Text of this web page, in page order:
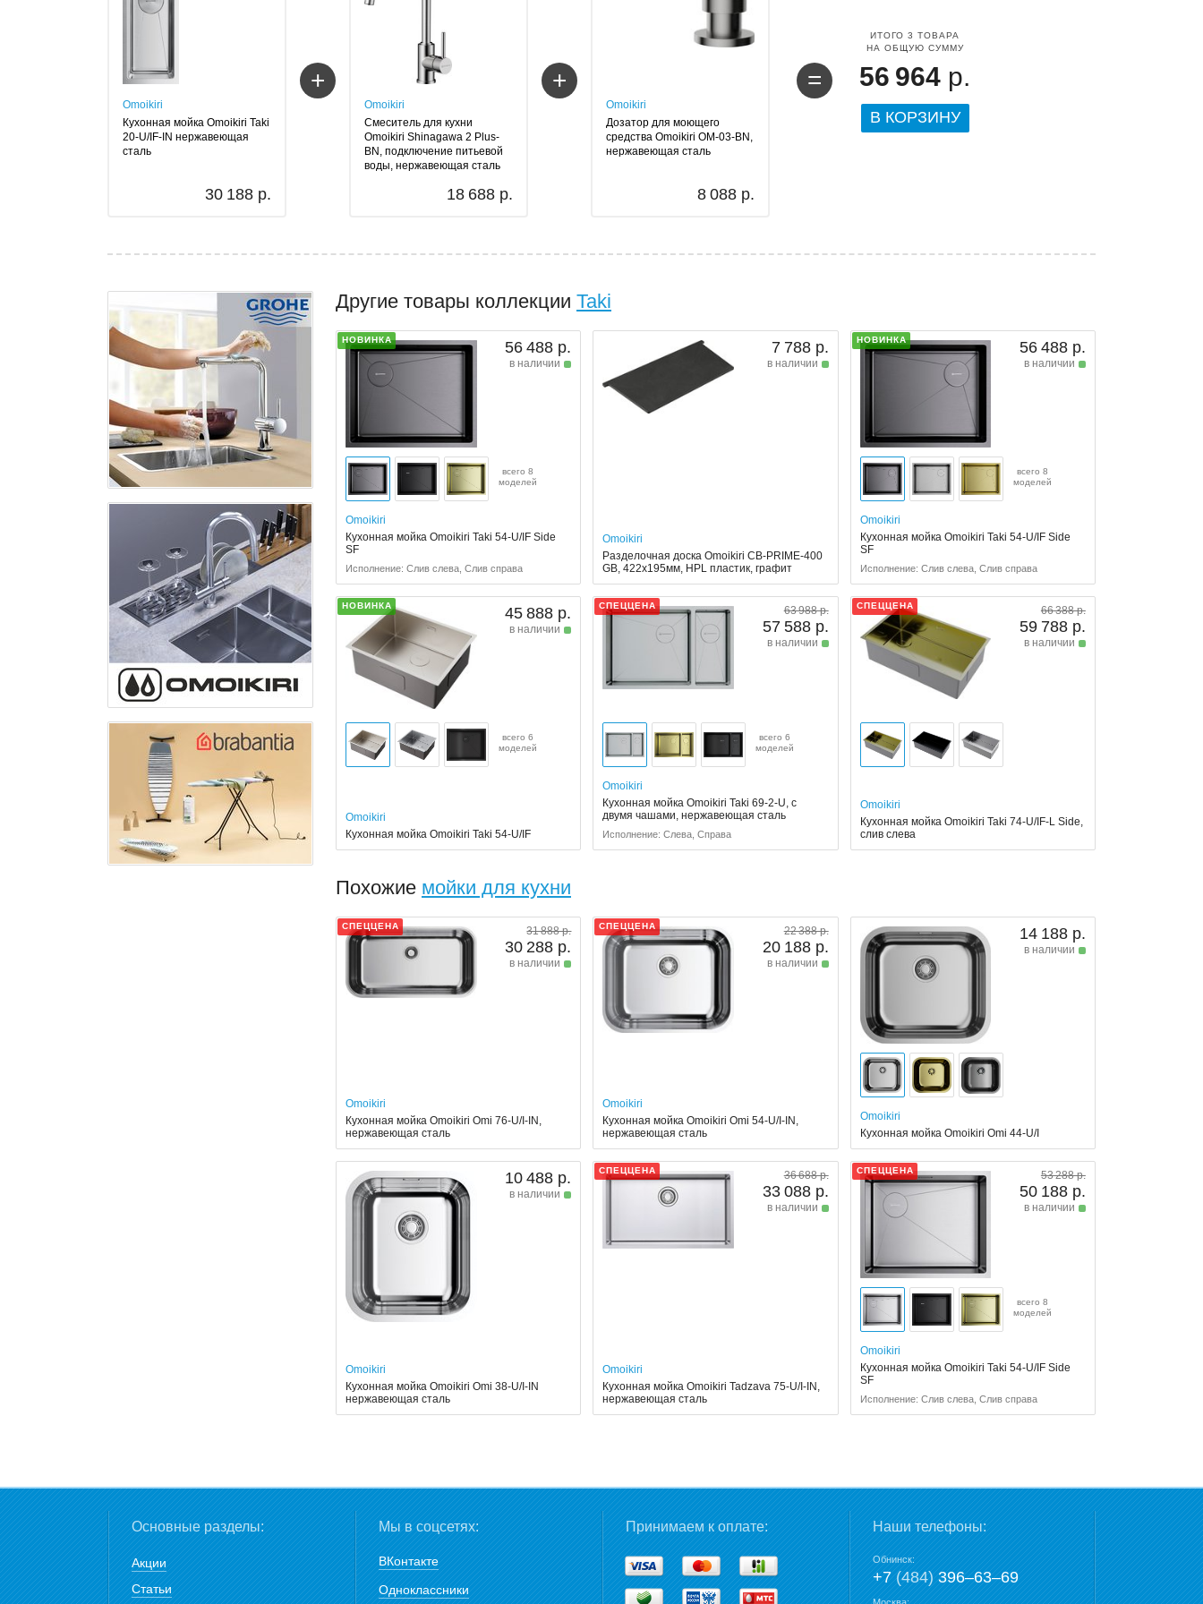
Omoikiri
Кухонная мойка Omoikiri Taki
20-U/IF-IN нержавеющая
сталь
30 188 р.
+
Omoikiri
Смеситель для кухни
Omoikiri Shinagawa 2 Plus-
BN, подключение питьевой
воды, нержавеющая сталь
18 688 р.
+
Omoikiri
Дозатор для моющего
средства Omoikiri OM-03-BN,
нержавеющая сталь
8 088 р.
=
ИТОГО 3 ТОВАРА
НА ОБЩУЮ СУММУ
56 964 р.
В КОРЗИНУ
Другие товары коллекции Taki
НОВИНКА 56 488 р.
в наличии
всего 8
моделей
Omoikiri
Кухонная мойка Omoikiri Taki 54-U/IF Side
SF
Исполнение: Слив слева, Слив справа
7 788 р.
в наличии
Omoikiri
Разделочная доска Omoikiri CB-PRIME-400
GB, 422x195мм, HPL пластик, графит
НОВИНКА 56 488 р.
в наличии
всего 8
моделей
Omoikiri
Кухонная мойка Omoikiri Taki 54-U/IF Side
SF
Исполнение: Слив слева, Слив справа
НОВИНКА 45 888 р.
в наличии
всего 6
моделей
Omoikiri
Кухонная мойка Omoikiri Taki 54-U/IF
СПЕЦЦЕНА 63 988 р.
57 588 р.
в наличии
всего 6
моделей
Omoikiri
Кухонная мойка Omoikiri Taki 69-2-U, с
двумя чашами, нержавеющая сталь
Исполнение: Слева, Справа
СПЕЦЦЕНА 66 388 р.
59 788 р.
в наличии
Omoikiri
Кухонная мойка Omoikiri Taki 74-U/IF-L Side,
слив слева
Похожие мойки для кухни
СПЕЦЦЕНА 31 888 р.
30 288 р.
в наличии
Omoikiri
Кухонная мойка Omoikiri Omi 76-U/I-IN,
нержавеющая сталь
СПЕЦЦЕНА 22 388 р.
20 188 р.
в наличии
Omoikiri
Кухонная мойка Omoikiri Omi 54-U/I-IN,
нержавеющая сталь
14 188 р.
в наличии
Omoikiri
Кухонная мойка Omoikiri Omi 44-U/I
10 488 р.
в наличии
Omoikiri
Кухонная мойка Omoikiri Omi 38-U/I-IN
нержавеющая сталь
СПЕЦЦЕНА 36 688 р.
33 088 р.
в наличии
Omoikiri
Кухонная мойка Omoikiri Tadzava 75-U/I-IN,
нержавеющая сталь
СПЕЦЦЕНА 53 288 р.
50 188 р.
в наличии
всего 8
моделей
Omoikiri
Кухонная мойка Omoikiri Taki 54-U/IF Side
SF
Исполнение: Слив слева, Слив справа
Основные разделы:
Акции
Статьи
Мы в соцсетях:
ВКонтакте
Одноклассники
Принимаем к оплате: Наши телефоны:
Обнинск:
+7(484)396‒63‒69